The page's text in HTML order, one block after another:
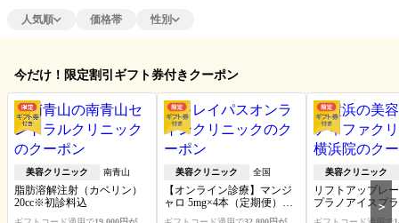
人気順 価格帯 性別
今だけ！限定割引ギフト券付きクーポン
＞
美容クリニック 南青山
脂肪溶解注射（カベリン）
20cc※初診料込
美容クリニック 全国
【オンライン診療】マンジ
ャロ 5mg×4本（定期便）※
送料・アルコール綿・診察
美容クリニック
リフトアップレ
プラノアイスプ